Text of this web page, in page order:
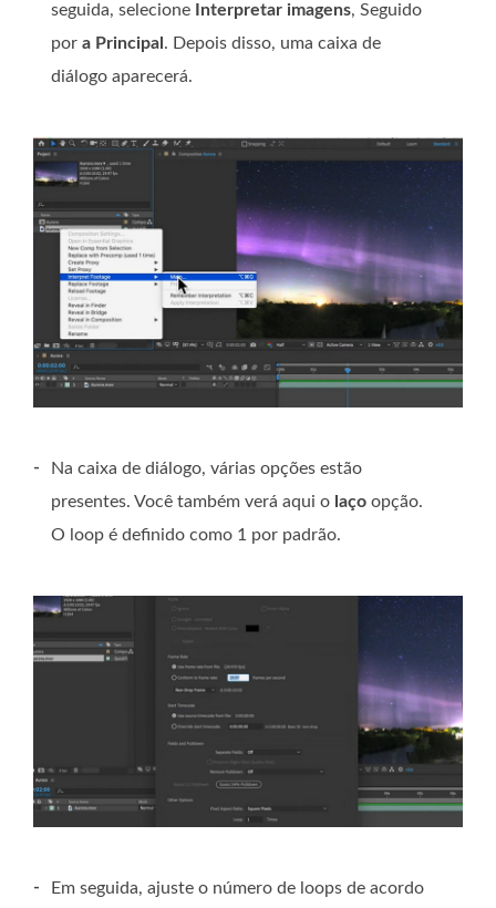
seguida, selecione
Interpretar imagens, Seguido
por a Principal . Depois disso, uma caixa de
diálogo aparecerá.
-
Na caixa de diálogo, várias opções estão
presentes. Você também verá aqui o laço opção.
O loop é definido como 1 por padrão.
- Em seguida, ajuste o número de loops de acordo